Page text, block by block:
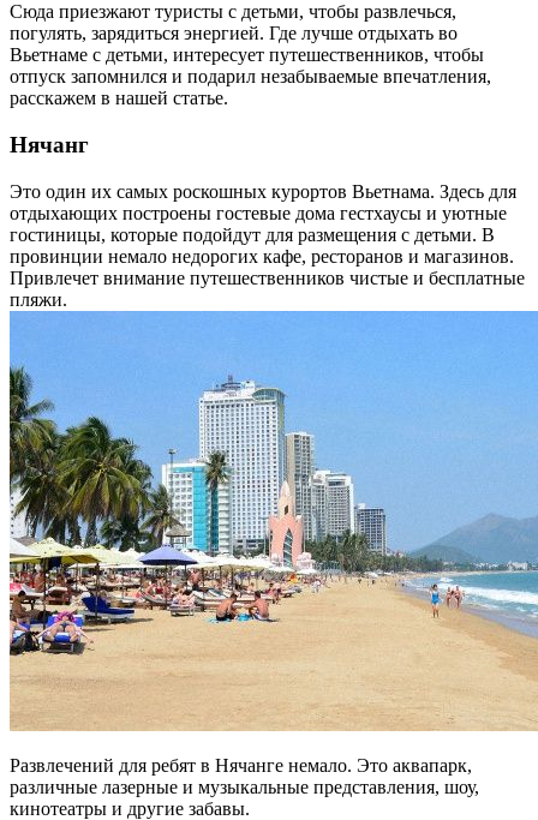
Сюда приезжают туристы с детьми, чтобы развлечься,
погулять, зарядиться энергией. Где лучше отдыхать во
Вьетнаме с детьми, интересует путешественников, чтобы
отпуск запомнился и подарил незабываемые впечатления,
расскажем в нашей статье.
Нячанг
Это один их самых роскошных курортов Вьетнама. Здесь для
отдыхающих построены гостевые дома гестхаусы и уютные
гостиницы, которые подойдут для размещения с детьми. В
провинции немало недорогих кафе, ресторанов и магазинов.
Привлечет внимание путешественников чистые и бесплатные
пляжи.
Развлечений для ребят в Нячанге немало. Это аквапарк,
различные лазерные и музыкальные представления, шоу,
кинотеатры и другие забавы.